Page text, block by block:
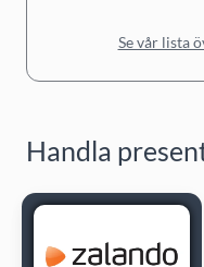
Se vår lista
Handla